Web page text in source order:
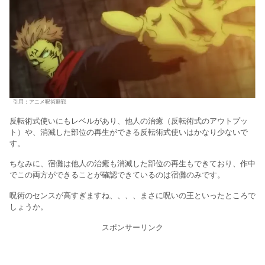
引用：アニメ呪術廻戦
反転術式使いにもレベルがあり、他人の治癒（反転術式のアウトプッ
ト）や、消滅した部位の再生ができる反転術式使いはかなり少ないで
す。
ちなみに、宿儺は他人の治癒も消滅した部位の再生もできており、作中
でこの両方ができることが確認できているのは宿儺のみです。
呪術のセンスが高すぎますね、、、、まさに呪いの王といったところで
しょうか。
スポンサーリンク